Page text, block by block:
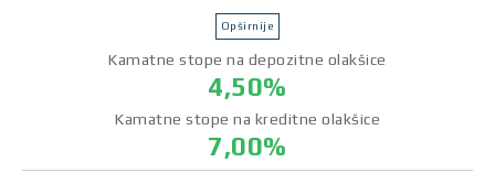
Opširnije
Kamatne stope na depozitne olakšice
4,50%
Kamatne stope na kreditne olakšice
7,00%